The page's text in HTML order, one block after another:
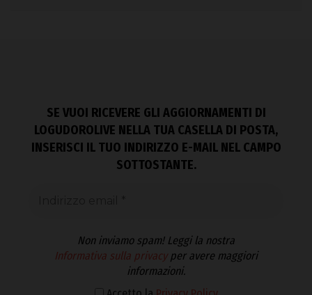
SE VUOI RICEVERE GLI AGGIORNAMENTI DI
LOGUDOROLIVE NELLA TUA CASELLA DI POSTA,
INSERISCI IL TUO INDIRIZZO E-MAIL NEL CAMPO
SOTTOSTANTE.
Non inviamo spam! Leggi la nostra
Informativa sulla privacyper avere maggiori
informazioni.